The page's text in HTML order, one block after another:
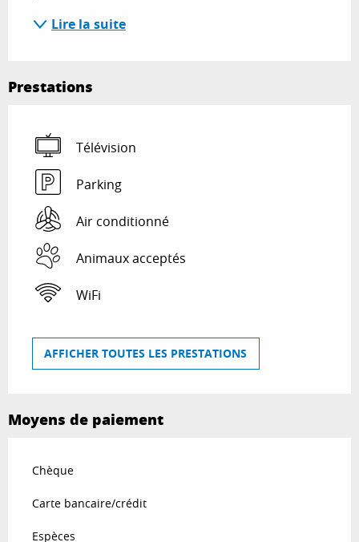
Lire la suite
Prestations
Télévision
Parking
Air conditionné
Animaux acceptés
WiFi
AFFICHER TOUTES LES PRESTATIONS
Moyens de paiement
Chèque
Carte bancaire/crédit
Espèces